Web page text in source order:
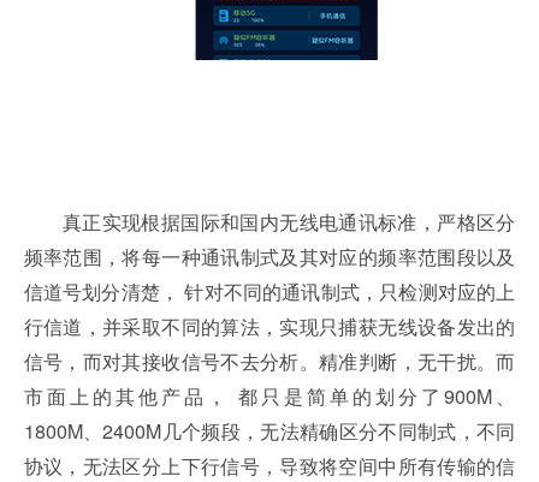
真正实现根据国际和国内无线电通讯标准，严格区分
频率范围，将每一种通讯制式及其对应的频率范围段以及
信道号划分清楚， 针对不同的通讯制式，只检测对应的上
行信道，并采取不同的算法，实现只捕获无线设备发出的
信号，而对其接收信号不去分析。精准判断，无干扰。而
市面上的其他产品， 都只是简单的划分了900M、
1800M、2400M几个频段，无法精确区分不同制式，不同
协议，无法区分上下行信号，导致将空间中所有传输的信